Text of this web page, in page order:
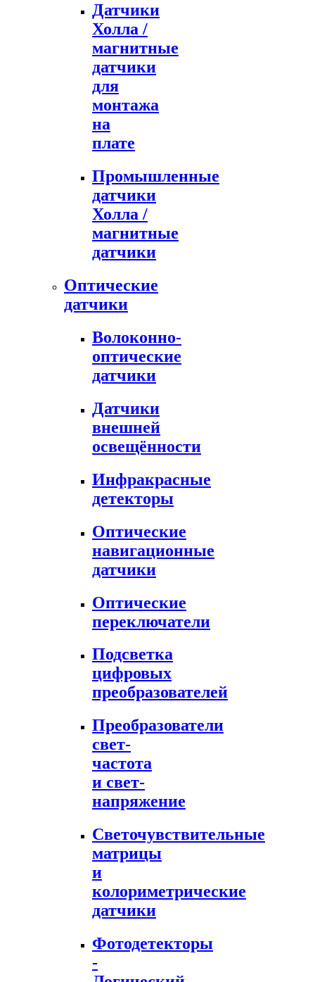
Датчики
Холла /
магнитные
датчики
для
монтажа
на
плате
Промышленные
датчики
Холла /
магнитные
датчики
Оптические
датчики
Волоконно-
оптические
датчики
Датчики
внешней
освещённости
Инфракрасные
детекторы
Оптические
навигационные
датчики
Оптические
переключатели
Подсветка
цифровых
преобразователей
Преобразователи
свет-
частота
и свет-
напряжение
Светочувствительные
матрицы
и
колориметрические
датчики
Фотодетекторы
-